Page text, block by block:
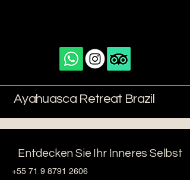
Ayahuasca Retreat Brazil
Entdecken Sie Ihr Inneres Selbst
+55 71 9 8791 2606